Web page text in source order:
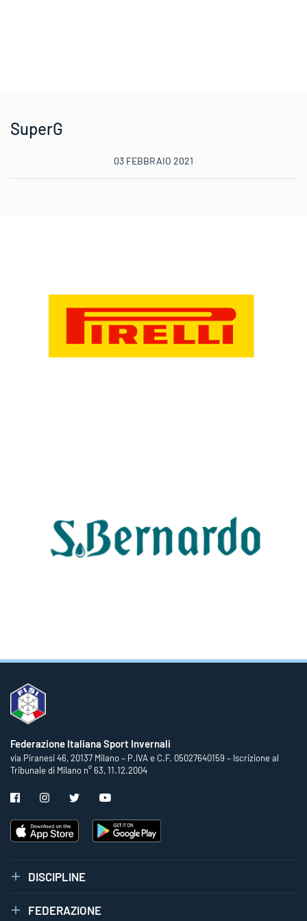
SuperG
03 FEBBRAIO 2021
Federazione Italiana Sport Invernali
via Piranesi 46, 20137 Milano – P.IVA e C.F. 05027640159 – Iscrizione al
Tribunale di Milano n° 63, 11.12.2004
DISCIPLINE
FEDERAZIONE